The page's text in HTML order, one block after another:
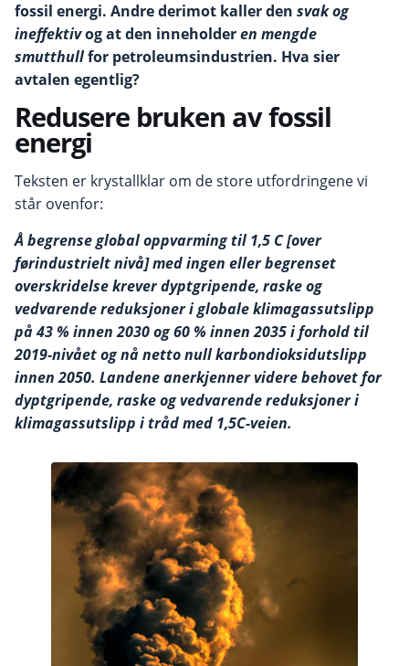
fossil energi. Andre derimot kaller den svak og
ineffektivog at den inneholderen mengde
smutthullfor petroleumsindustrien. Hva sier
avtalen egentlig?
Redusere bruken av fossil
energi
Teksten er krystallklar om de store utfordringene vi
står ovenfor:
Å begrense global oppvarming til 1,5 C [over
førindustrielt nivå] med ingen eller begrenset
overskridelse krever dyptgripende, raske og
vedvarende reduksjoner i globale klimagassutslipp
på 43 % innen 2030 og 60 % innen 2035 i forhold til
2019-nivået og nå netto null karbondioksidutslipp
innen 2050. Landene anerkjenner videre behovet for
dyptgripende, raske og vedvarende reduksjoner i
klimagassutslipp i tråd med 1,5C-veien.